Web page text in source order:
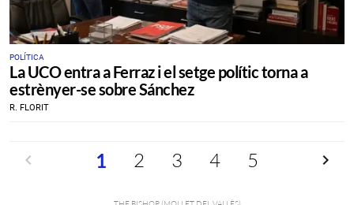
POLÍTICA
La UCO entra a Ferraz i el setge polític torna a
estrènyer-se sobre Sánchez
R. FLORIT
Previ 1 2 3 4 5 Pròxim